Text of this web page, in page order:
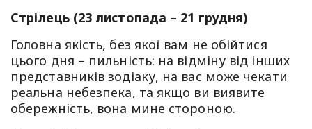
Стрілець (23 листопада – 21 грудня)
Головна якість, без якої вам не обійтися
цього дня – пильність: на відміну від інших
представників зодіаку, на вас може чекати
реальна небезпека, та якщо ви виявите
обережність, вона мине стороною.